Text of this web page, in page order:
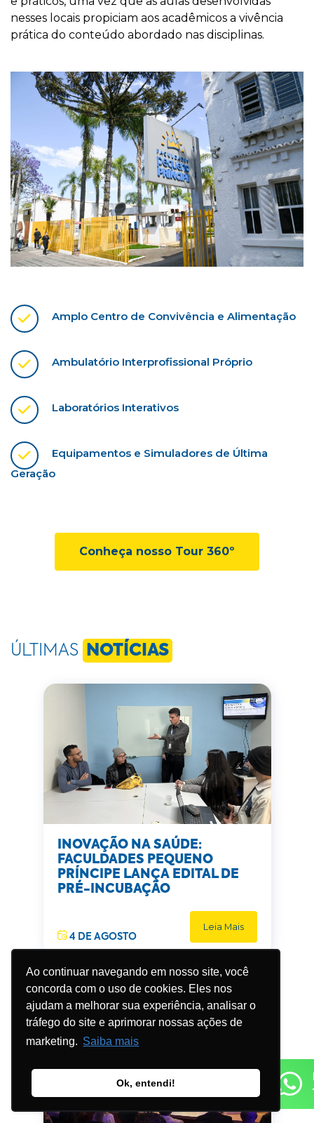
Ao continuar navegando em nosso site, você
concorda com o uso de cookies. Eles nos
ajudam a melhorar sua experiência, analisar o
tráfego do site e aprimorar nossas ações de
marketing. Saiba mais
Ok, entendi!
nesses locais propiciam aos acadêmicos a vivência
prática do conteúdo abordado nas disciplinas.
Amplo Centro de Convivência e Alimentação
Ambulatório Interprofissional Próprio
Laboratórios Interativos
Equipamentos e Simuladores de Última
Geração
Conheça nosso Tour 360º
ÚLTIMAS NOTÍCIAS
INOVAÇÃO NA SAÚDE:
FACULDADES PEQUENO
PRÍNCIPE LANÇA EDITAL DE
PRÉ-INCUBAÇÃO
4 DE AGOSTO
Leia Mais